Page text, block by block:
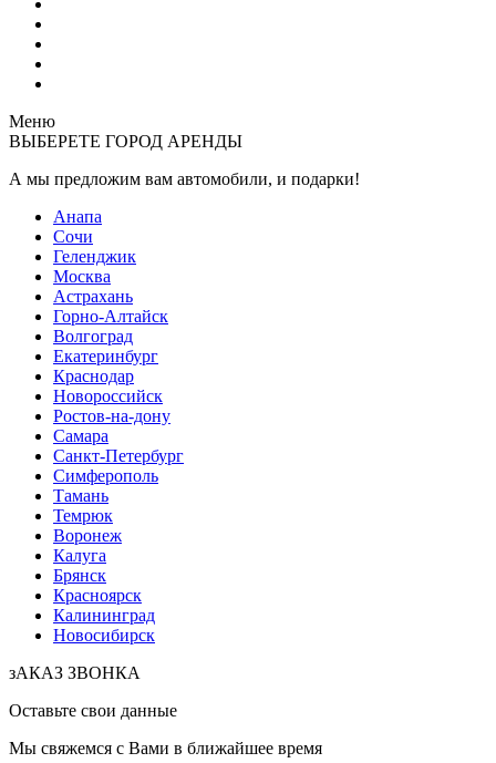
Меню
ВЫБЕРЕТЕ ГОРОД АРЕНДЫ
А мы предложим вам автомобили, и подарки!
Анапа
Сочи
Геленджик
Москва
Астрахань
Горно-Алтайск
Волгоград
Екатеринбург
Краснодар
Новороссийск
Ростов-на-дону
Самара
Санкт-Петербург
Симферополь
Тамань
Темрюк
Воронеж
Калуга
Брянск
Красноярск
Калининград
Новосибирск
зАКАЗ ЗВОНКА
Оставьте свои данные
Мы свяжемся с Вами в ближайшее время